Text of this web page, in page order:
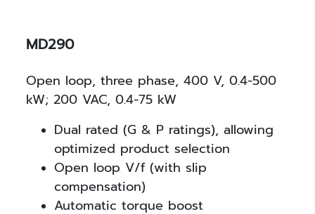
MD290
Open loop, three phase, 400 V, 0.4-500
kW; 200 VAC, 0.4-75 kW
Dual rated (G & P ratings), allowing
optimized product selection
Open loop V/f (with slip
compensation)
Automatic torque boost